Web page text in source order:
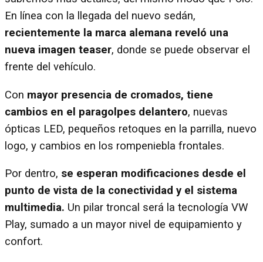
En línea con la llegada del nuevo sedán,
recientemente la marca alemana reveló una
nueva imagen teaser, donde se puede observar el
frente del vehículo.
Con mayor presencia de cromados, tiene
cambios en el paragolpes delantero, nuevas
ópticas LED, pequeños retoques en la parrilla, nuevo
logo, y cambios en los rompeniebla frontales.
Por dentro, se esperan modificaciones desde el
punto de vista de la conectividad y el sistema
multimedia. Un pilar troncal será la tecnología VW
Play, sumado a un mayor nivel de equipamiento y
confort.